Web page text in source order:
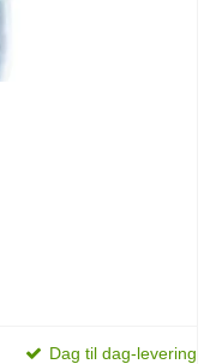
Dag til dag-levering